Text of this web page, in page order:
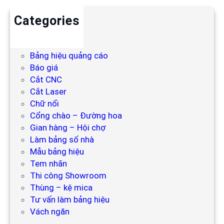
Categories
Bảng hiệu quảng cáo
Báo giá
Cắt CNC
Cắt Laser
Chữ nổi
Cổng chào – Đường hoa
Gian hàng – Hội chợ
Làm bảng số nhà
Mẫu bảng hiệu
Tem nhãn
Thi công Showroom
Thùng – kệ mica
Tư vấn làm bảng hiệu
Vách ngăn